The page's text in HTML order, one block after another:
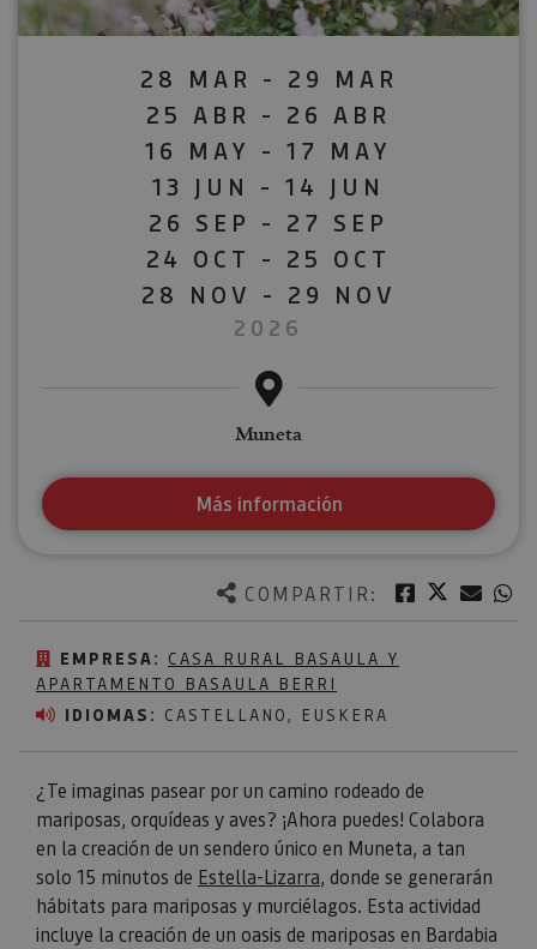
COMPARTIR: Facebook
Twitter
EMPRESA: CASA RURAL BASAULA Y
APARTAMENTO BASAULA BERRI
IDIOMAS: CASTELLANO, EUSKERA
¿Te imaginas pasear por un camino rodeado de
mariposas, orquídeas y aves? ¡Ahora puedes! Colabora
en la creación de un sendero único en Muneta, a tan
solo 15 minutos de Estella-Lizarra, donde se generarán
hábitats para mariposas y murciélagos. Esta actividad
incluye la creación de un oasis de mariposas en Bardabia
28 MAR - 29 MAR
25 ABR - 26 ABR
16 MAY - 17 MAY
13 JUN - 14 JUN
26 SEP - 27 SEP
24 OCT - 25 OCT
28 NOV - 29 NOV
2026
Muneta
Más información